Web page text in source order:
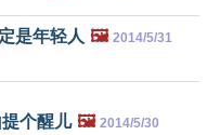
是年轻人 🖼️ 2014/5/31
个醒儿 🖼️ 2014/5/30